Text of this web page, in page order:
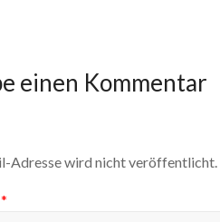
einen Kommentar
Adresse wird nicht veröffentlicht.
*